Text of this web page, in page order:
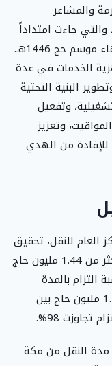
والمشاعر
أعمالها في موسم حج 1447هـ، والتي جاءت امتداداً
للاستعدادات المبكرة التي بدأت عقب انتهاء موسم حج 1446هـ.
الخدمات في عدة
البنية التحتية
وتفعيل
وتعزيز
من الهدي
العام للنقل، تحقيق
عدد من المؤشرات التشغيلية. فقد نُقل أكثر من 1.44 مليون حاج
رحلة، بنسبة التزام بالمدة
المحددة تجاوزت 96%. كما نُقل أكثر من 1.1 مليون حاج بين
مدة النقل من مكة